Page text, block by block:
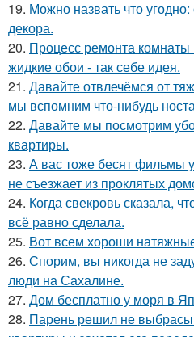
19. Можно назвать что
декора.
20. Процесс ремонта комнаты
жидкие обои - так себе идея.
21. Давайте отвлечёмся от
мы вспомним что-нибудь
22. Давайте мы посмотрим
квартиры.
23. А вас тоже бесят фильмы
не съезжает из проклятых
24. Когда свекровь сказала,
всё равно сделала.
25. Вот всем хороши
26. Спорим, вы никогда не
люди на Сахалине.
27. Дом бесплатно у моря в
28. Парень решил не